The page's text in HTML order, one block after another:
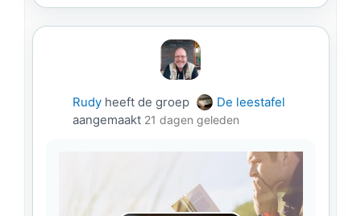
Rudy heeft de groep
De leestafel
aangemaakt 21 dagen geleden